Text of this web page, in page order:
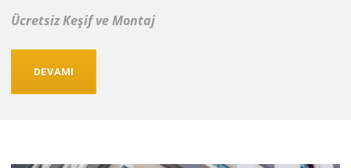
Ücretsiz Keşif ve Montaj
DEVAMI